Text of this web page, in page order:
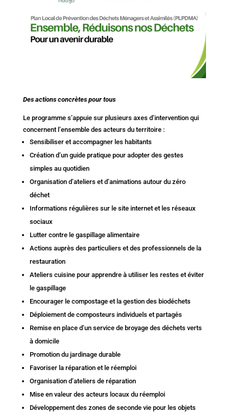
Des actions concrètes pour tous
Le programme s’appuie sur plusieurs axes d’intervention qui
concernent l’ensemble des acteurs du territoire :
Sensibiliser et accompagner les habitants
Création d’un guide pratique pour adopter des gestes
simples au quotidien
Organisation d’ateliers et d’animations autour du zéro
déchet
Informations régulières sur le site internet et les réseaux
sociaux
Lutter contre le gaspillage alimentaire
Actions auprès des particuliers et des professionnels de la
restauration
Ateliers cuisine pour apprendre à utiliser les restes et éviter
le gaspillage
Encourager le compostage et la gestion des biodéchets
Déploiement de composteurs individuels et partagés
Remise en place d’un service de broyage des déchets verts
à domicile
Promotion du jardinage durable
Favoriser la réparation et le réemploi
Organisation d’ateliers de réparation
Mise en valeur des acteurs locaux du réemploi
Développement des zones de seconde vie pour les objets